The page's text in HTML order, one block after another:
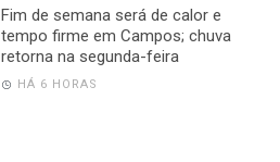
Fim de semana será de calor e
tempo firme em Campos; chuva
retorna na segunda-feira
HÁ 6 HORAS